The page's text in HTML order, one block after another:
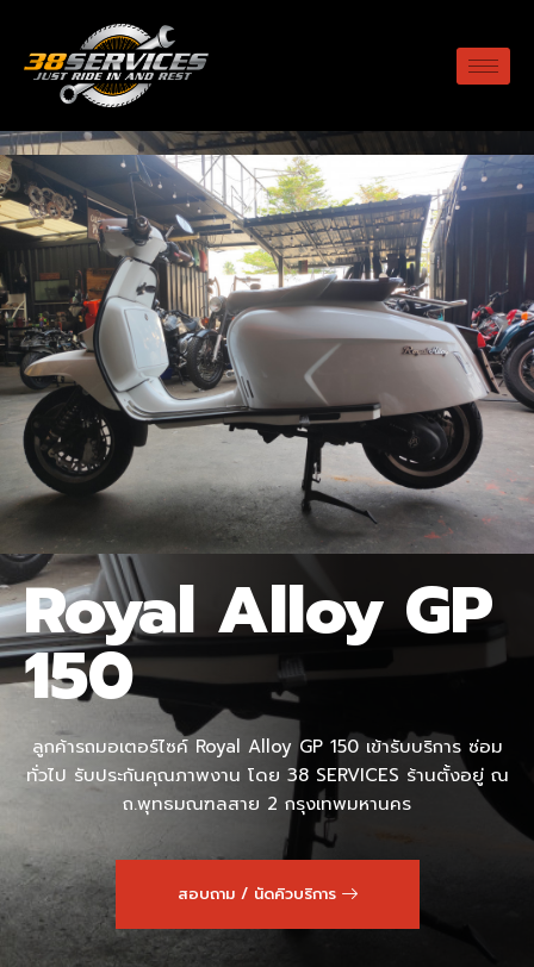
Royal Alloy GP
150
ลูกค้ารถมอเตอร์ไซค์ Royal Alloy GP 150 เข้ารับบริการ ซ่อม
ทั่วไป รับประกันคุณภาพงาน โดย 38 SERVICES ร้านตั้งอยู่ ณ
ถ.พุทธมณฑลสาย 2 กรุงเทพมหานคร
สอบถาม / นัดคิวบริการ